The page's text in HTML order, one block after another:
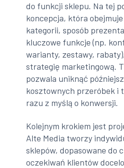
do funkcji sklepu. Na tej
koncepcja, która
kategorii, sposób
kluczowe funkcje (np.
warianty, zestawy,
strategię marketingową.
pozwala uniknąć
kosztownych przeróbek i
razu z myślą o konwersji.
Kolejnym krokiem jest
Alte Media tworzy
sklepów, dopasowane do
oczekiwań klientów